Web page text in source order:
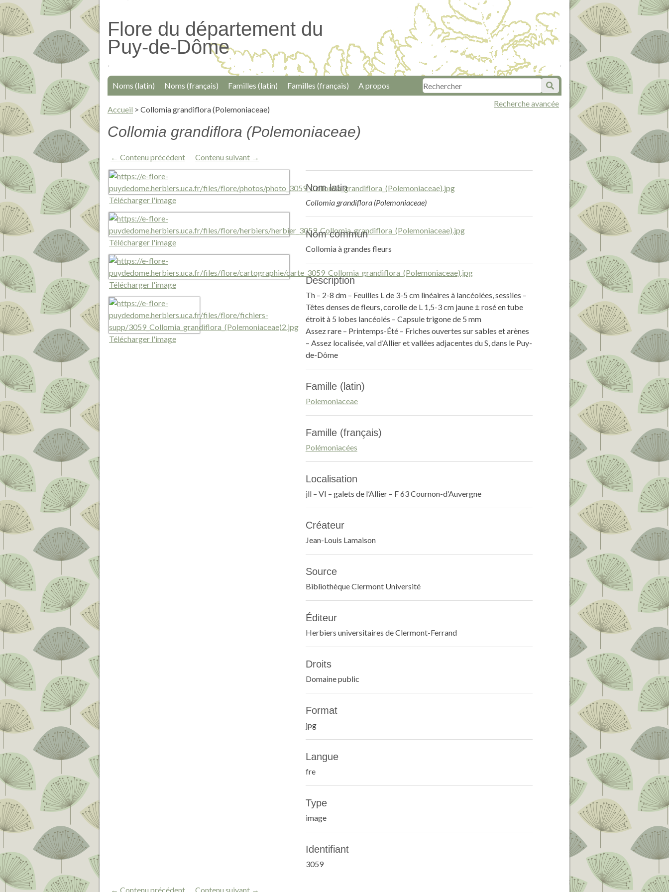
Passer
au
contenu
Flore du département du
Puy-de-Dôme
Recherche avancée
Noms (latin) Noms (français) Familles (latin) Familles (français) A propos
Accueil > Collomia grandiflora (Polemoniaceae)
Collomia grandiflora (Polemoniaceae)
← Contenu précédent Contenu suivant →
Télécharger l'image
Télécharger l'image
Télécharger l'image
Télécharger l'image
Nom latin
Collomia grandiflora (Polemoniaceae)
Nom commun
Collomia à grandes fleurs
Description
Th – 2-8 dm – Feuilles L de 3-5 cm linéaires à lancéolées, sessiles –
Têtes denses de fleurs, corolle de L 1,5-3 cm jaune ± rosé en tube
étroit à 5 lobes lancéolés – Capsule trigone de 5 mm
Assez rare – Printemps-Été – Friches ouvertes sur sables et arènes
– Assez localisée, val d’Allier et vallées adjacentes du S, dans le Puy-
de-Dôme
Famille (latin)
Polemoniaceae
Famille (français)
Polémoniacées
Localisation
jll – VI – galets de l’Allier – F 63 Cournon-d’Auvergne
Créateur
Jean-Louis Lamaison
Source
Bibliothèque Clermont Université
Éditeur
Herbiers universitaires de Clermont-Ferrand
Droits
Domaine public
Format
jpg
Langue
fre
Type
image
Identifiant
3059
← Contenu précédent Contenu suivant →